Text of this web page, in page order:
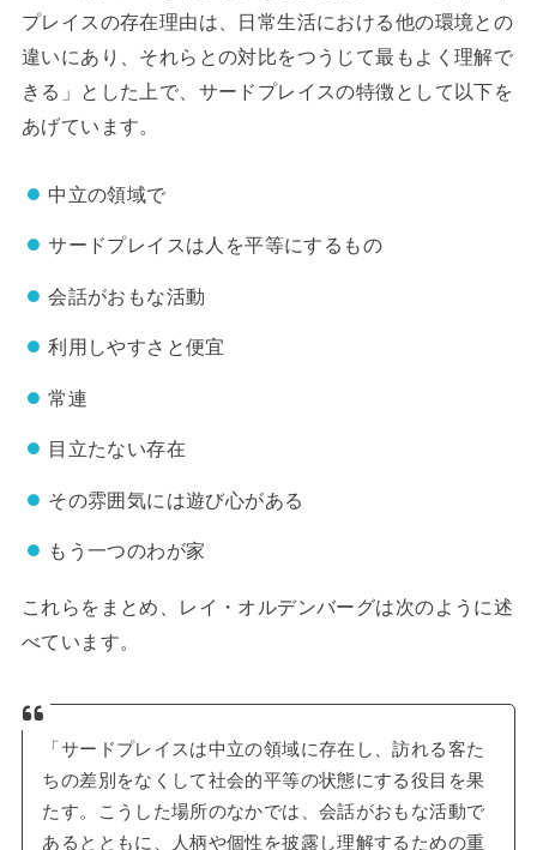
プレイスの存在理由は、日常生活における他の環境との
違いにあり、それらとの対比をつうじて最もよく理解で
きる」とした上で、サードプレイスの特徴として以下を
あげています。
中立の領域で
サードプレイスは人を平等にするもの
会話がおもな活動
利用しやすさと便宜
常連
目立たない存在
その雰囲気には遊び心がある
もう一つのわが家
これらをまとめ、レイ・オルデンバーグは次のように述
べています。
「サードプレイスは中立の領域に存在し、訪れる客た
ちの差別をなくして社会的平等の状態にする役目を果
たす。こうした場所のなかでは、会話がおもな活動で
あるとともに、人柄や個性を披露し理解するための重